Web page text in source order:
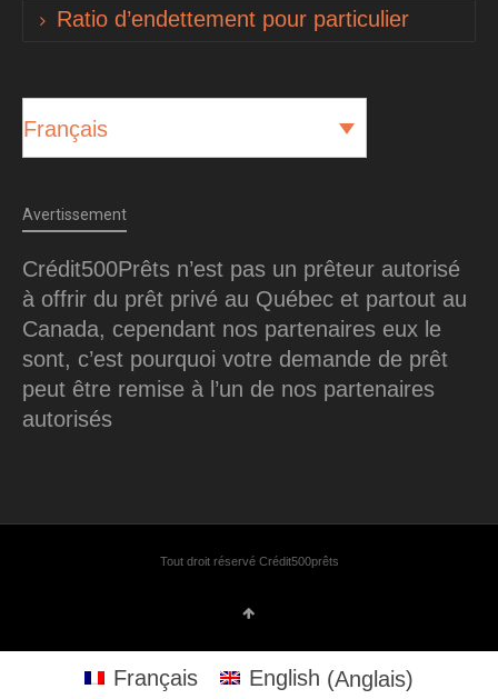
Ratio d’endettement pour particulier
Français
Avertissement
Crédit500Prêts n’est pas un prêteur autorisé
à offrir du prêt privé au Québec et partout au
Canada, cependant nos partenaires eux le
sont, c’est pourquoi votre demande de prêt
peut être remise à l’un de nos partenaires
autorisés
Tout droit réservé Crédit500prêts
Français English (Anglais)